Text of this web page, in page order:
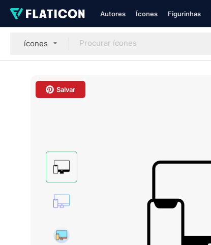
Autores Ícones Figurinhas
ícones
Salvar